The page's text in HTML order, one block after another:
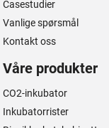
Casestudier
Vanlige spørsmål
Kontakt oss
Våre produkter
CO2-inkubator
Inkubatorrister